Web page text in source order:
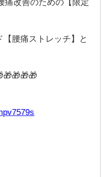
痛改善のための【限定
腰痛ストレッチ】と